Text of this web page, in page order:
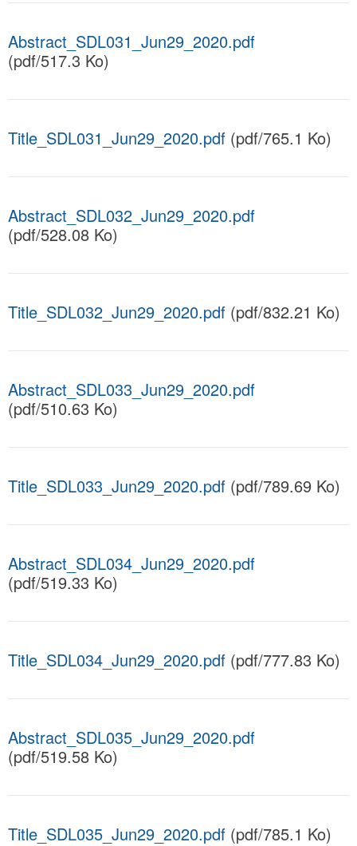
Abstract_SDL031_Jun29_2020.pdf
(pdf/517.3 Ko)
Title_SDL031_Jun29_2020.pdf (pdf/765.1 Ko)
Abstract_SDL032_Jun29_2020.pdf
(pdf/528.08 Ko)
Title_SDL032_Jun29_2020.pdf (pdf/832.21 Ko)
Abstract_SDL033_Jun29_2020.pdf
(pdf/510.63 Ko)
Title_SDL033_Jun29_2020.pdf (pdf/789.69 Ko)
Abstract_SDL034_Jun29_2020.pdf
(pdf/519.33 Ko)
Title_SDL034_Jun29_2020.pdf (pdf/777.83 Ko)
Abstract_SDL035_Jun29_2020.pdf
(pdf/519.58 Ko)
Title_SDL035_Jun29_2020.pdf (pdf/785.1 Ko)